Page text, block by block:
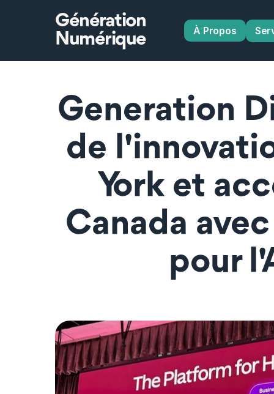
Génération
Numérique
À Propos
Generation
de
York et
Canada
pour